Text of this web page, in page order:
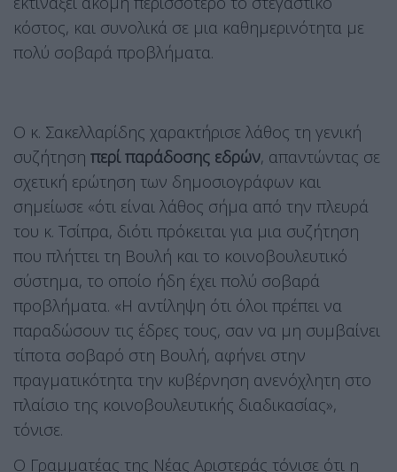
κόστος, και συνολικά σε μια καθημερινότητα με
πολύ σοβαρά προβλήματα.
Ο κ. Σακελλαρίδης χαρακτήρισε λάθος τη γενική
συζήτηση περί παράδοσης εδρών, απαντώντας σε
σχετική ερώτηση των δημοσιογράφων και
σημείωσε «ότι είναι λάθος σήμα από την πλευρά
του κ. Τσίπρα, διότι πρόκειται για μια συζήτηση
που πλήττει τη Βουλή και το κοινοβουλευτικό
σύστημα, το οποίο ήδη έχει πολύ σοβαρά
προβλήματα. «Η αντίληψη ότι όλοι πρέπει να
παραδώσουν τις έδρες τους, σαν να μη συμβαίνει
τίποτα σοβαρό στη Βουλή, αφήνει στην
πραγματικότητα την κυβέρνηση ανενόχλητη στο
πλαίσιο της κοινοβουλευτικής διαδικασίας»,
τόνισε.
Ο Γραμματέας της Νέας Αριστεράς τόνισε ότι η